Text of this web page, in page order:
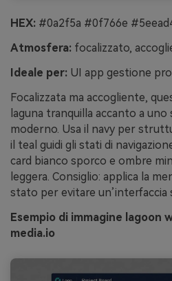
HEX: #0a2f5a #0f766e
Atmosfera: focalizzato,
Ideale per: UI app gestione
Focalizzata ma accogliente,
laguna tranquilla accanto a uno
moderno. Usa il navy per
il teal guidi gli stati di
card bianco sporco e ombre
leggera. Consiglio: applica la
stato per evitare un’interfaccia
Esempio di immagine lagoon
media.io